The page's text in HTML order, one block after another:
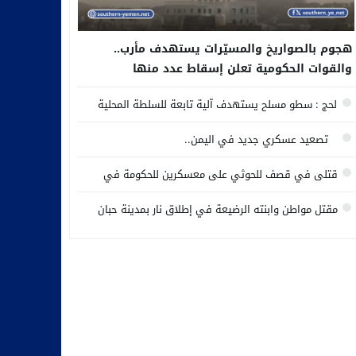
هجوم بالصواريخ والمسيّرات يستهدف مأرب..
والقوات الحكومية تعلن إسقاط عدد منها
لحج : سطو مسلح يستهدف آلية تابعة للسلطة المحلية
تصعيد عسكري جديد في اليمن..
قتلى في قصف للحوثي على معسكرين للحكومة في
مقتل مواطن وابنته الرضيعة في إطلاق نار بمدينة حبان